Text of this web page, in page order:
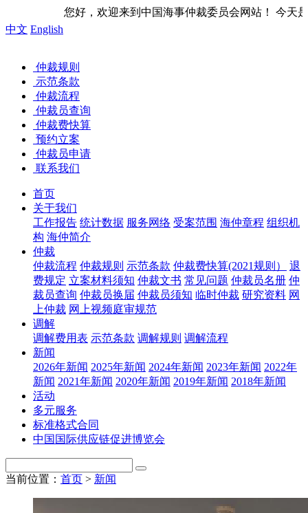
来到中国海事仲裁委员会网站！ 今天是
中文 English
仲裁规则
示范条款
仲裁流程
仲裁员查询
仲裁费快算
预约立案
仲裁员申请
联系我们
首页
关于我们
工作报告 统计数据 服务网络 受案范围 海仲章程 组织机
构 海仲简介
仲裁
仲裁流程 仲裁规则 示范条款 仲裁费快算(2021规则）
退
费规定 立案材料须知 仲裁文书 常见问题 仲裁员名册 仲
裁员查询 仲裁员换届 仲裁员须知 临时仲裁 研究资料 网
上仲裁 网上视频庭审规范
调解
调解费用表 示范条款 调解规则 调解流程
新闻
2026年新闻 2025年新闻 2024年新闻 2023年新闻 2022年
新闻 2021年新闻 2020年新闻 2019年新闻 2018年新闻
活动
多元服务
标准格式合同
中国国际供应链促进博览会
当前位置： 首页 > 新闻